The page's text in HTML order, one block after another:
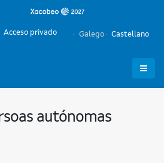
Galego Castellano
Acceso privado
autónomas